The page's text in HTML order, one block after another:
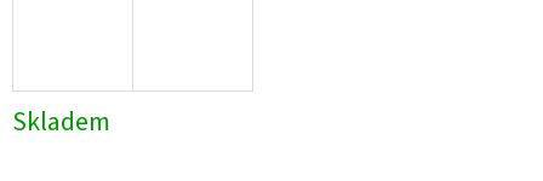
Skladem